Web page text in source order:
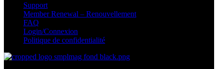
Support
Member Renewal – Renouvellement
FAQ
Login/Connexion
Politique de confidentialité